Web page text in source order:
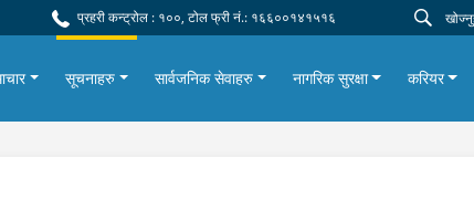
प्रहरी कन्ट्रोल : १००, टोल फ्री नं.: १६६००१४१५१६
सूचनाहरु सार्वजनिक सेवाहरु नागरिक सुरक्षा करियर